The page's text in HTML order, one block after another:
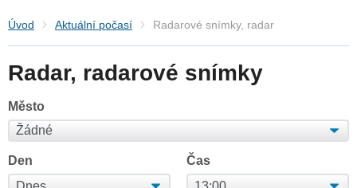
Úvod Aktuální počasí Radarové snímky, radar
Radar, radarové snímky
Město
Den Čas